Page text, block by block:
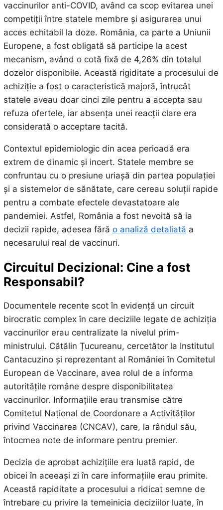
vaccinurilor anti-COVID, având ca scop evitarea unei
competiții între statele membre și asigurarea unui
acces echitabil la doze. România, ca parte a Uniunii
Europene, a fost obligată să participe la acest
mecanism, având o cotă fixă de 4,26% din totalul
dozelor disponibile. Această rigiditate a procesului de
achiziție a fost o caracteristică majoră, întrucât
statele aveau doar cinci zile pentru a accepta sau
refuza ofertele, iar absența unei reacții clare era
considerată o acceptare tacită.
Contextul epidemiologic din acea perioadă era
extrem de dinamic și incert. Statele membre se
confruntau cu o presiune uriașă din partea populației
și a sistemelor de sănătate, care cereau soluții rapide
pentru a combate efectele devastatoare ale
pandemiei. Astfel, România a fost nevoită să ia
decizii rapide, adesea fără o analiză detaliată a
necesarului real de vaccinuri.
Circuitul Decizional: Cine a fost
Responsabil?
Documentele recente scot în evidență un circuit
birocratic complex în care deciziile legate de achiziția
vaccinurilor erau centralizate la nivelul prim-
ministrului. Cătălin Țucureanu, cercetător la Institutul
Cantacuzino și reprezentant al României în Comitetul
European de Vaccinare, avea rolul de a informa
autoritățile române despre disponibilitatea
vaccinurilor. Informațiile erau transmise către
Comitetul Național de Coordonare a Activităților
privind Vaccinarea (CNCAV), care, la rândul său,
întocmea note de informare pentru premier.
Decizia de aprobat achizițiile era luată rapid, de
obicei în aceeași zi în care informațiile erau primite.
Această rapiditate a procesului a ridicat semne de
întrebare cu privire la temeinicia deciziilor luate, în